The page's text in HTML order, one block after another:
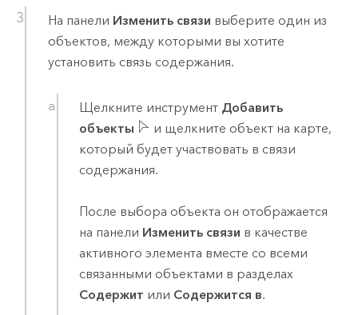
На панели Изменить связи выберите один из
объектов, между которыми вы хотите
установить связь содержания.
Щелкните инструмент Добавить
объекты
и щелкните объект на карте,
который будет участвовать в связи
содержания.
После выбора объекта он отображается
на панели Изменить связи в качестве
активного элемента вместе со всеми
связанными объектами в разделах
Содержит или Содержится в.